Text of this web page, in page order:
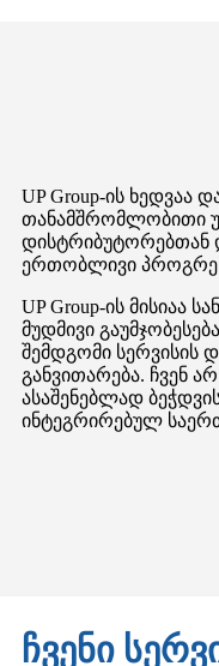
UP Group-ის ხედვაა
თანამშრომლობითი
დისტრიბუტორებთან
ერთობლივი
UP Group-ის მისიაა
მუდმივი
შემდგომი სერვისის
განვითარება. ჩვენ
ასაშენებლად
ინტეგრირებულ
ჩვენი